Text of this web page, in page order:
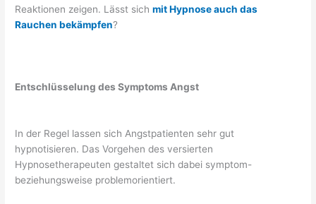
Reaktionen zeigen. Lässt sichmit Hypnose auch das
Rauchen bekämpfen?
Entschlüsselung des Symptoms Angst
In der Regel lassen sich Angstpatienten sehr gut
hypnotisieren. Das Vorgehen des versierten
Hypnosetherapeuten gestaltet sich dabei symptom-
beziehungsweise problemorientiert.